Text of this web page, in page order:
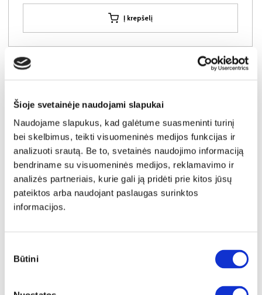
Šioje svetainėje naudojami slapukai
Naudojame slapukus, kad galėtume suasmeninti turinį
bei skelbimus, teikti visuomeninės medijos funkcijas ir
analizuoti srautą. Be to, svetainės naudojimo informaciją
bendriname su visuomeninės medijos, reklamavimo ir
analizės partneriais, kurie gali ją pridėti prie kitos jūsų
pateiktos arba naudojant paslaugas surinktos
informacijos.
pasirinkimas
Būtini
Į krepšelį
FIXSMILE FXSK221L-M838 komoda-indauja